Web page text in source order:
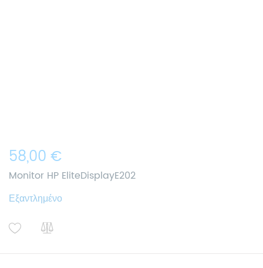
58,00 €
Monitor HP EliteDisplayE202
Εξαντλημένο